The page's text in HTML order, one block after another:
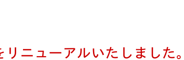
リニューアルいたしました。